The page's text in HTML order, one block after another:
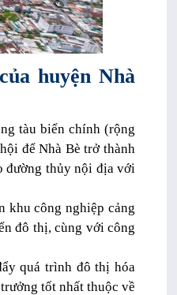
huyện Nhà
tàu biển chính (rộng
để Nhà Bè trở thành
đường thủy nội địa với
khu công nghiệp cảng
đô thị, cùng với công
quá trình đô thị hóa
tốt nhất thuộc về